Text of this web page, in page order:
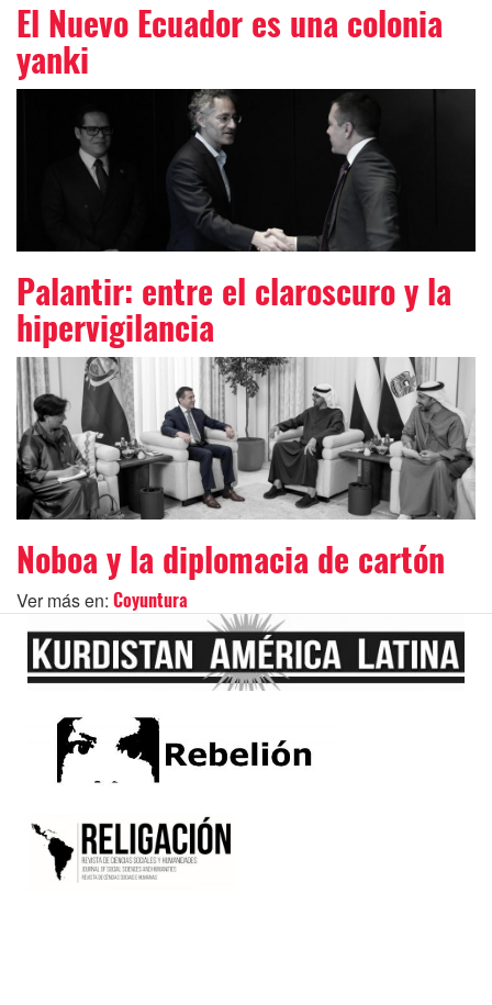
El Nuevo Ecuador es una colonia
yanki
Palantir: entre el claroscuro y la
hipervigilancia
Noboa y la diplomacia de cartón
Ver más en: Coyuntura